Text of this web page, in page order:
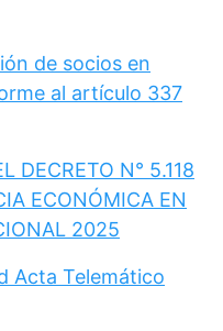
de socios en
al artículo 337
DECRETO N° 5.118
ECONÓMICA EN
2025
Acta Telemático